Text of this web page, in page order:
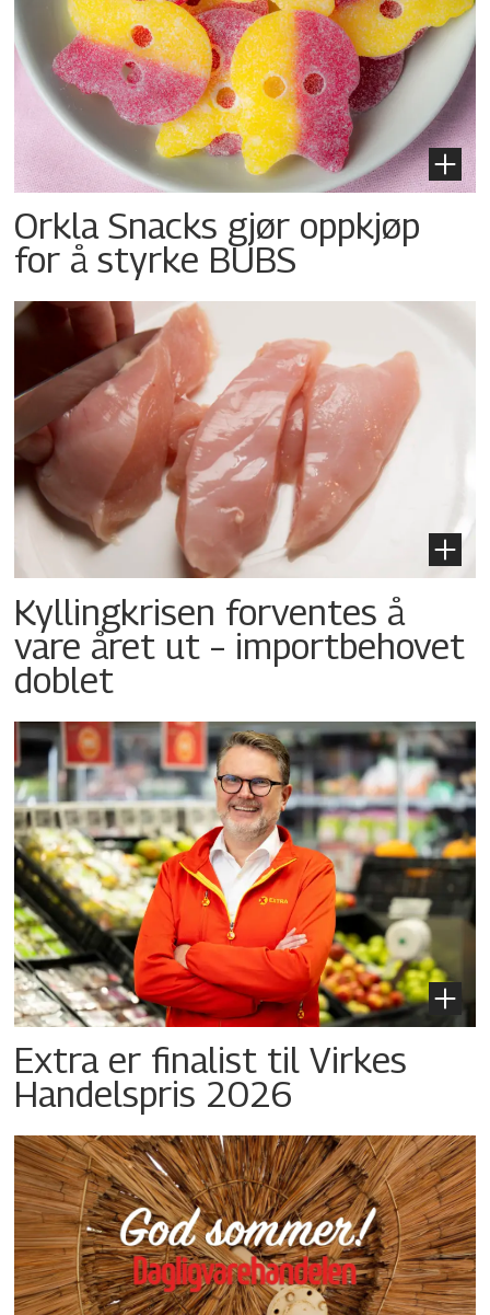
Orkla Snacks gjør oppkjøp
for å styrke BUBS
Kyllingkrisen forventes å
vare året ut – importbehovet
doblet
Extra er finalist til Virkes
Handelspris 2026